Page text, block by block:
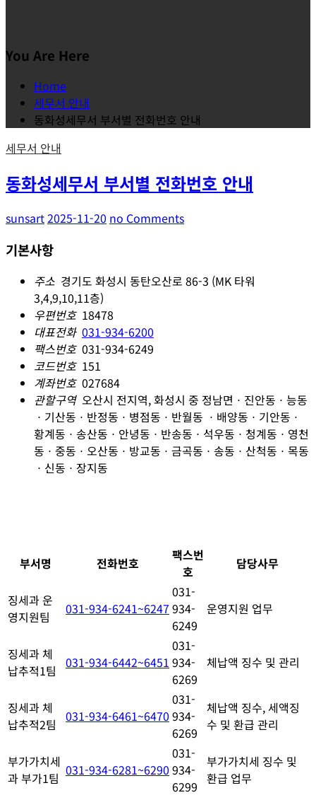
You Are Here
Home
세무서 안내
동화성세무서 부서별 전화번호 안내
세무서 안내
동화성세무서 부서별 전화번호 안내
sunsart2025-11-20 no Comments
기본사항
주소 경기도 화성시 동탄오산로 86-3 (MK 타워
3,4,9,10,11층)
우편번호 18478
대표전화 031-934-6200
팩스번호 031-934-6249
코드번호 151
계좌번호 027684
관할구역 오산시 전지역, 화성시 중 정남면ㆍ진안동ㆍ능동
ㆍ기산동ㆍ반정동ㆍ병점동ㆍ반월동 ㆍ배양동ㆍ기안동ㆍ
황계동ㆍ송산동ㆍ안녕동ㆍ반송동ㆍ석우동ㆍ청계동ㆍ영천
동ㆍ중동ㆍ오산동ㆍ방교동ㆍ금곡동ㆍ송동ㆍ산척동ㆍ목동
ㆍ신동ㆍ장지동
부서명 전화번호
팩스번
호
담당사무
징세과 운
영지원팀
031-934-6241~6247
031-
934-
6249
운영지원 업무
징세과 체
납추적1팀
031-934-6442~6451
031-
934-
6269
체납액 징수 및 관리
징세과 체
납추적2팀
031-934-6461~6470
031-
934-
6269
체납액 징수, 세액징
수 및 환급 관리
부가가치세
과 부가1팀 031-934-6281~6290
031-
934-
6299
부가가치세 징수 및
환급 업무